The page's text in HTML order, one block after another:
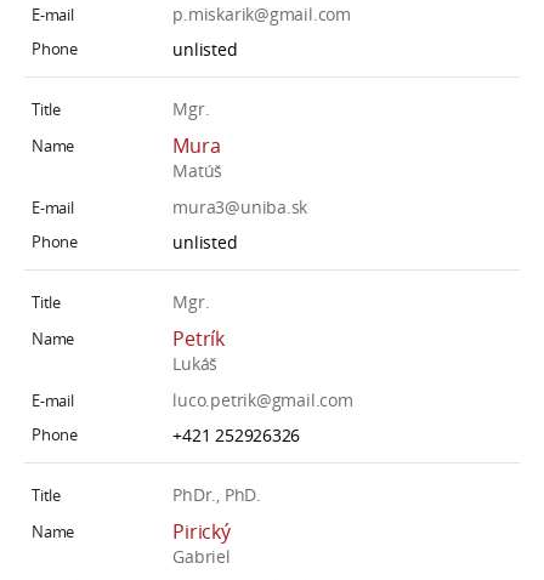
p.miskarik@gmail.com
unlisted
Mgr.
Mura
Matúš
mura3@uniba.sk
unlisted
Mgr.
Petrík
Lukáš
luco.petrik@gmail.com
+421 252926326
PhDr., PhD.
Pirický
Gabriel